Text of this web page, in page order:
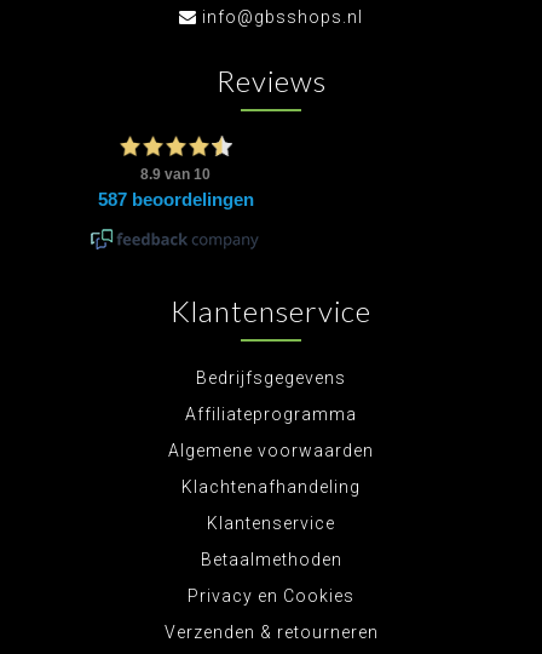
info@gbsshops.nl
Reviews
Klantenservice
Bedrijfsgegevens
Affiliateprogramma
Algemene voorwaarden
Klachtenafhandeling
Klantenservice
Betaalmethoden
Privacy en Cookies
Verzenden & retourneren